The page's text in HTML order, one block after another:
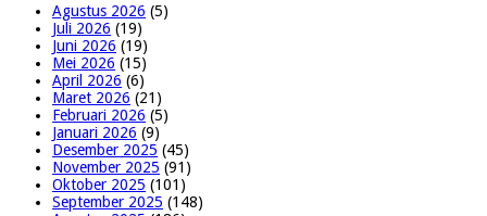
Agustus 2026 (5)
Juli 2026 (19)
Juni 2026 (19)
Mei 2026 (15)
April 2026 (6)
Maret 2026 (21)
Februari 2026 (5)
Januari 2026 (9)
Desember 2025 (45)
November 2025 (91)
Oktober 2025 (101)
September 2025 (148)